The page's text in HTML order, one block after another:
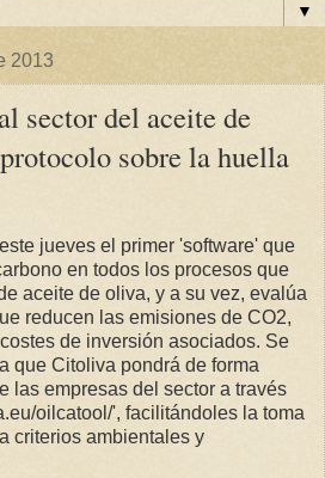
▼
2013
sector del aceite de
sobre la huella
jueves el primer 'software' que
en todos los procesos que
aceite de oliva, y a su vez, evalúa
reducen las emisiones de CO2,
de inversión asociados. Se
que Citoliva pondrá de forma
las empresas del sector a través
oilcatool/', facilitándoles la toma
criterios ambientales y